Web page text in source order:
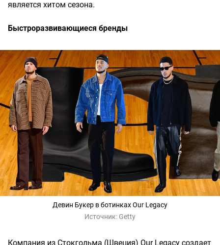
является хитом сезона.
Быстроразвивающиеся бренды
Девин Букер в ботинках Our Legacy
Источник: Getty
Компания из Стокгольма (Швеция) Our Legacy создает